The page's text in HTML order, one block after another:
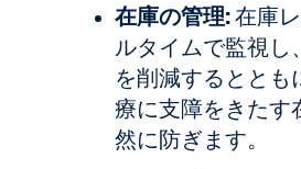
在庫の管理:在庫
ルタイムで監視し
を削減するととも
療に支障をきたす
然に防ぎます。